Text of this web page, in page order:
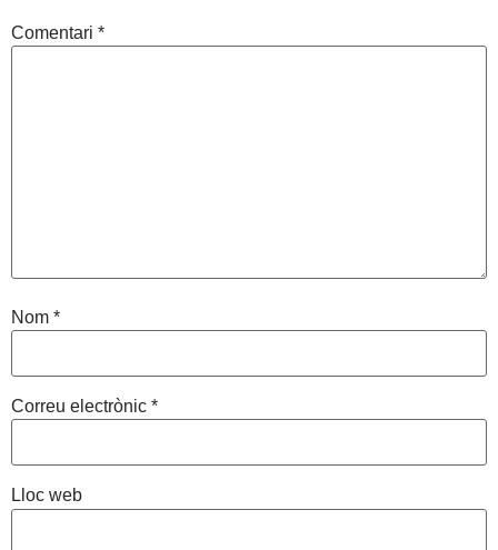
Comentari *
Nom *
Correu electrònic *
Lloc web